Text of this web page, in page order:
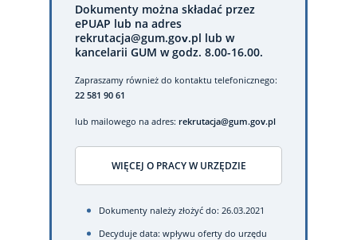
Dokumenty można składać przez
ePUAP lub na adres
rekrutacja@gum.gov.pl lub w
kancelarii GUM w godz. 8.00-16.00.
Zapraszamy również do kontaktu telefonicznego:
22 581 90 61
lub mailowego na adres: rekrutacja@gum.gov.pl
WIĘCEJ O PRACY W URZĘDZIE
Dokumenty należy złożyć do: 26.03.2021
Decyduje data: wpływu oferty do urzędu